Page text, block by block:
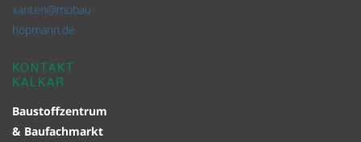
xanten@mobau-
hopmann.de
KONTAKT
KALKAR
Baustoffzentrum
& Baufachmarkt